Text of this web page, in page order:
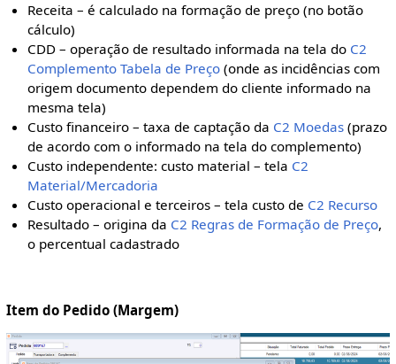
Receita – é calculado na formação de preço (no botão
cálculo)
CDD – operação de resultado informada na tela do C2
Complemento Tabela de Preço (onde as incidências com
origem documento dependem do cliente informado na
mesma tela)
Custo financeiro – taxa de captação da C2 Moedas (prazo
de acordo com o informado na tela do complemento)
Custo independente: custo material – tela C2
Material/Mercadoria
Custo operacional e terceiros – tela custo de C2 Recurso
Resultado – origina da C2 Regras de Formação de Preço,
o percentual cadastrado
Item do Pedido (Margem)